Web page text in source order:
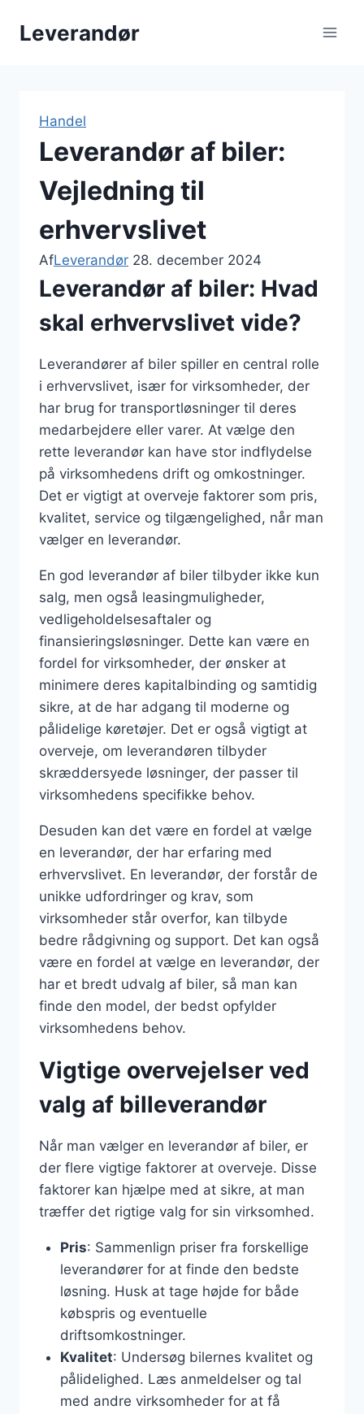
Leverandør
Handel
Leverandør af biler:
Vejledning til
erhvervslivet
AfLeverandør 28. december 2024
Leverandør af biler: Hvad
skal erhvervslivet vide?
Leverandører af biler spiller en central rolle
i erhvervslivet, især for virksomheder, der
har brug for transportløsninger til deres
medarbejdere eller varer. At vælge den
rette leverandør kan have stor indflydelse
på virksomhedens drift og omkostninger.
Det er vigtigt at overveje faktorer som pris,
kvalitet, service og tilgængelighed, når man
vælger en leverandør.
En god leverandør af biler tilbyder ikke kun
salg, men også leasingmuligheder,
vedligeholdelsesaftaler og
finansieringsløsninger. Dette kan være en
fordel for virksomheder, der ønsker at
minimere deres kapitalbinding og samtidig
sikre, at de har adgang til moderne og
pålidelige køretøjer. Det er også vigtigt at
overveje, om leverandøren tilbyder
skræddersyede løsninger, der passer til
virksomhedens specifikke behov.
Desuden kan det være en fordel at vælge
en leverandør, der har erfaring med
erhvervslivet. En leverandør, der forstår de
unikke udfordringer og krav, som
virksomheder står overfor, kan tilbyde
bedre rådgivning og support. Det kan også
være en fordel at vælge en leverandør, der
har et bredt udvalg af biler, så man kan
finde den model, der bedst opfylder
virksomhedens behov.
Vigtige overvejelser ved
valg af billeverandør
Når man vælger en leverandør af biler, er
der flere vigtige faktorer at overveje. Disse
faktorer kan hjælpe med at sikre, at man
træffer det rigtige valg for sin virksomhed.
Pris: Sammenlign priser fra forskellige
leverandører for at finde den bedste
løsning. Husk at tage højde for både
købspris og eventuelle
driftsomkostninger.
Kvalitet: Undersøg bilernes kvalitet og
pålidelighed. Læs anmeldelser og tal
med andre virksomheder for at få